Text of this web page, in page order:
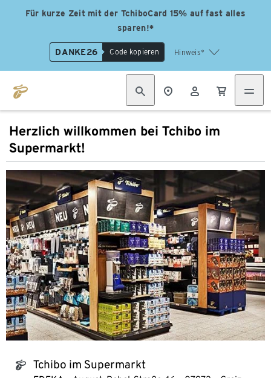
Für kurze Zeit mit der TchiboCard 15% auf fast alles
sparen!*
DANKE26 Code kopieren Hinweis*
Herzlich willkommen bei Tchibo im
Supermarkt!
tchibo_logo Tchibo im Supermarkt